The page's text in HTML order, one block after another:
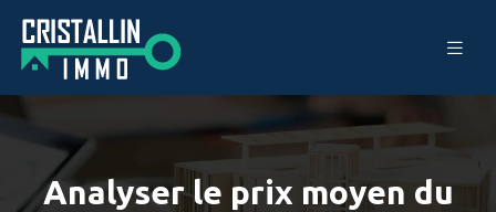
Analyser le prix moyen du